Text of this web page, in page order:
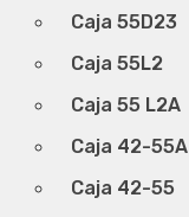
Caja 55D23
Caja 55L2
Caja 55 L2A
Caja 42-55A
Caja 42-55